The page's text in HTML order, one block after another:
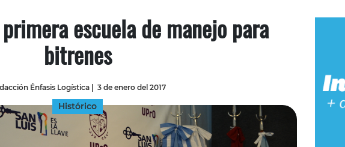
del Agro
INGRESAR
Email Marketing
escuela de manejo para
bitrenes
Énfasis Logística| 3 de enero del 2017
Histórico